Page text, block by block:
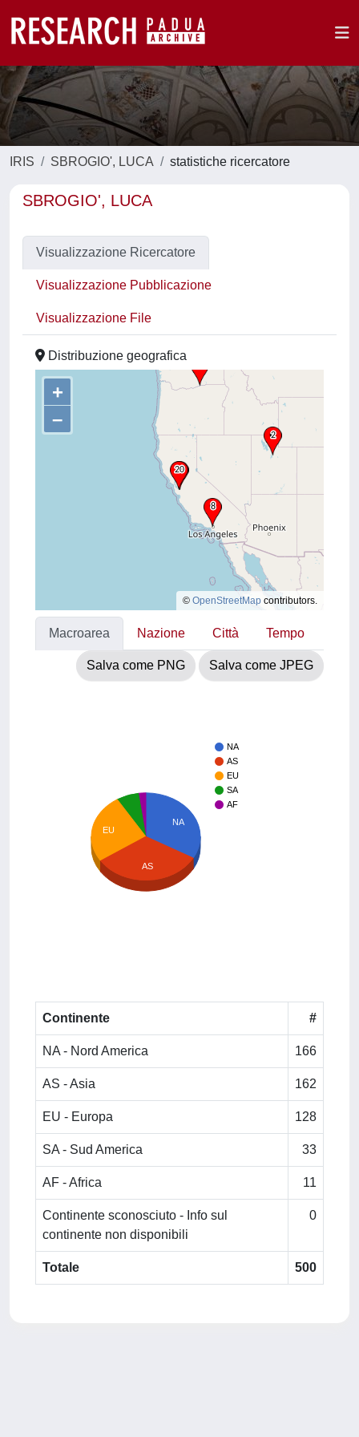
IRIS SBROGIO', LUCA statistiche ricercatore
SBROGIO', LUCA
Visualizzazione Ricercatore
Visualizzazione Pubblicazione
Visualizzazione File
Distribuzione geografica
+
–
© OpenStreetMap contributors.
Macroarea Nazione Città Tempo
Salva come PNG Salva come JPEG
NA
AS
EU
SA
AF
NA
EU
AS
Continente #
NA - Nord America 166
AS - Asia 162
EU - Europa 128
SA - Sud America 33
AF - Africa 11
Continente sconosciuto - Info sul
continente non disponibili
0
Totale 500